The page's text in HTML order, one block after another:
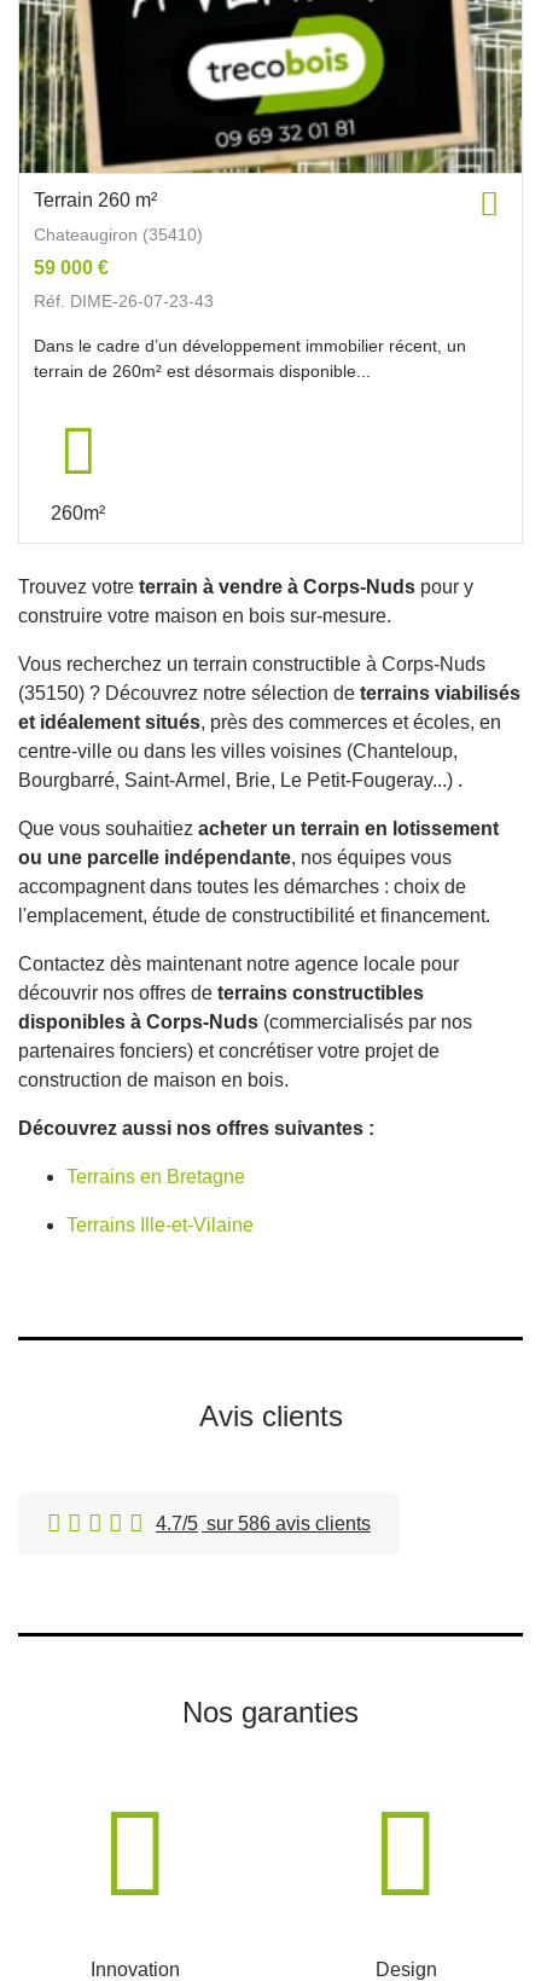
Terrain 260 m²
Chateaugiron (35410)
59 000 €
Réf. DIME-26-07-23-43
Dans le cadre d’un développement immobilier récent, un
terrain de 260m² est désormais disponible...
260m²
Trouvez votre terrain à vendre à Corps-Nuds pour y
construire votre maison en bois sur-mesure.
Vous recherchez un terrain constructible à Corps-Nuds
(35150) ? Découvrez notre sélection de terrains viabilisés
et idéalement situés, près des commerces et écoles, en
centre-ville ou dans les villes voisines (Chanteloup,
Bourgbarré, Saint-Armel, Brie, Le Petit-Fougeray...) .
Que vous souhaitiez acheter un terrain en lotissement
ou une parcelle indépendante, nos équipes vous
accompagnent dans toutes les démarches : choix de
l'emplacement, étude de constructibilité et financement.
Contactez dès maintenant notre agence locale pour
découvrir nos offres de terrains constructibles
disponibles à Corps-Nuds (commercialisés par nos
partenaires fonciers) et concrétiser votre projet de
construction de maison en bois.
Découvrez aussi nos offres suivantes :
Terrains en Bretagne
Terrains Ille-et-Vilaine
Avis clients
4.7/5 sur 586 avis clients
Nos garanties
Innovation Design